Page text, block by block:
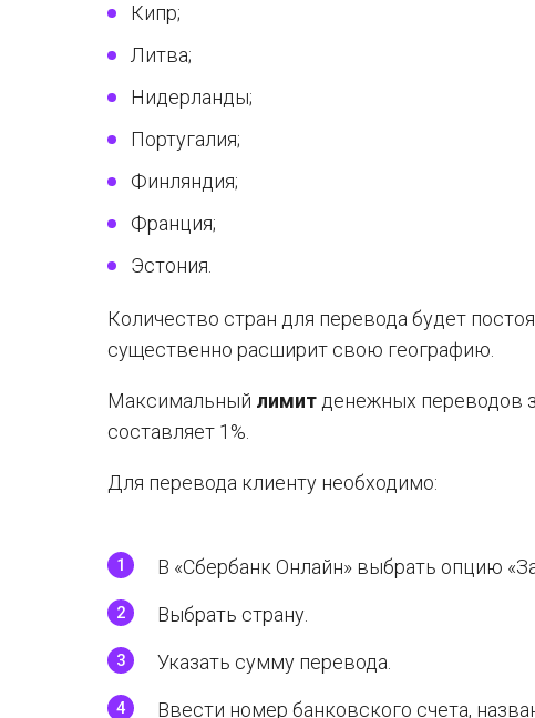
Кипр;
Литва;
Нидерланды;
Португалия;
Финляндия;
Франция;
Эстония.
Количество стран для перевода будет
существенно расширит свою географию.
Максимальный лимит денежных переводов
составляет 1%.
Для перевода клиенту необходимо:
В «Сбербанк Онлайн» выбрать опцию
Выбрать страну.
Указать сумму перевода.
Ввести номер банковского счета,